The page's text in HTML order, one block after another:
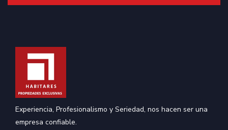
Experiencia, Profesionalismo y Seriedad, nos hacen ser una
empresa confiable.